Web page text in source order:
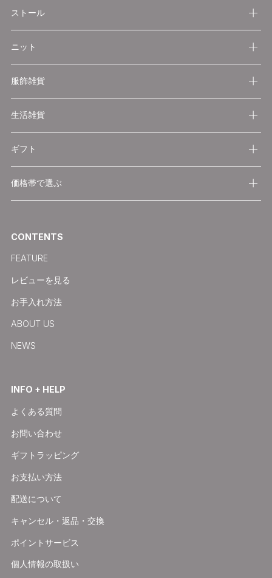
ストール
ニット
服飾雑貨
生活雑貨
ギフト
価格帯で選ぶ
CONTENTS
FEATURE
レビューを見る
お手入れ方法
ABOUT US
NEWS
INFO + HELP
よくある質問
お問い合わせ
ギフトラッピング
お支払い方法
配送について
キャンセル・返品・交換
ポイントサービス
個人情報の取扱い